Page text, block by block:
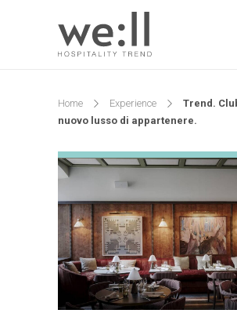
Home Experience
Trend.
nuovo lusso di appartenere.